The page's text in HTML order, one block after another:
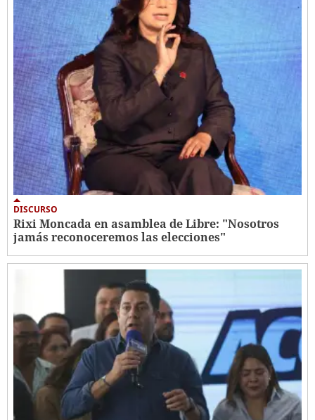
DISCURSO
Rixi Moncada en asamblea de Libre: "Nosotros
jamás reconoceremos las elecciones"